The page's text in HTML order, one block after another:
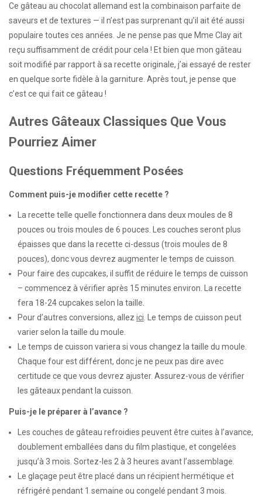
Ce gâteau au chocolat allemand est la combinaison parfaite de
saveurs et de textures — il n’est pas surprenant qu’il ait été aussi
populaire toutes ces années. Je ne pense pas que Mme Clay ait
reçu suffisamment de crédit pour cela ! Et bien que mon gâteau
soit modifié par rapport à sa recette originale, j’ai essayé de rester
en quelque sorte fidèle à la garniture. Après tout, je pense que
c’est ce qui fait ce gâteau !
Autres Gâteaux Classiques Que Vous
Pourriez Aimer
Questions Fréquemment Posées
Comment puis-je modifier cette recette ?
La recette telle quelle fonctionnera dans deux moules de 8
pouces ou trois moules de 6 pouces. Les couches seront plus
épaisses que dans la recette ci-dessus (trois moules de 8
pouces), donc vous devrez augmenter le temps de cuisson.
Pour faire des cupcakes, il suffit de réduire le temps de cuisson
– commencez à vérifier après 15 minutes environ. La recette
fera 18-24 cupcakes selon la taille.
Pour d’autres conversions, allez ici . Le temps de cuisson peut
varier selon la taille du moule.
Le temps de cuisson variera si vous changez la taille du moule.
Chaque four est différent, donc je ne peux pas dire avec
certitude ce que vous devrez ajuster. Assurez-vous de vérifier
les gâteaux pendant la cuisson.
Puis-je le préparer à l’avance ?
Les couches de gâteau refroidies peuvent être cuites à l’avance,
doublement emballées dans du film plastique, et congelées
jusqu’à 3 mois. Sortez-les 2 à 3 heures avant l’assemblage.
Le glaçage peut être placé dans un récipient hermétique et
réfrigéré pendant 1 semaine ou congelé pendant 3 mois.